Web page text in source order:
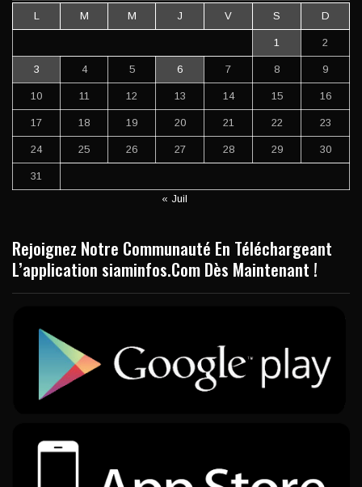
L M M J V S D
1 2
3 4 5 6 7 8 9
10 11 12 13 14 15 16
17 18 19 20 21 22 23
24 25 26 27 28 29 30
31
« Juil
Rejoignez Notre Communauté En Téléchargeant
L’application siaminfos.Com Dès Maintenant !